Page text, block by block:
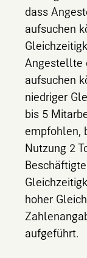
dass
aufsuchen
Angestellte
aufsuchen
niedriger
bis 5
empfohlen,
Nutzung 2
hoher
aufgeführt.